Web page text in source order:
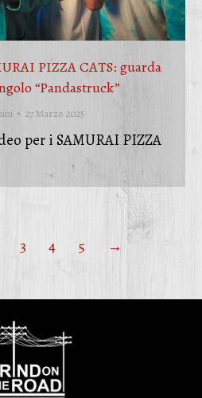
PIZZA CATS: guarda
“Pandastruck”
27 Marzo 2025
per i SAMURAI PIZZA
3 4 5 →